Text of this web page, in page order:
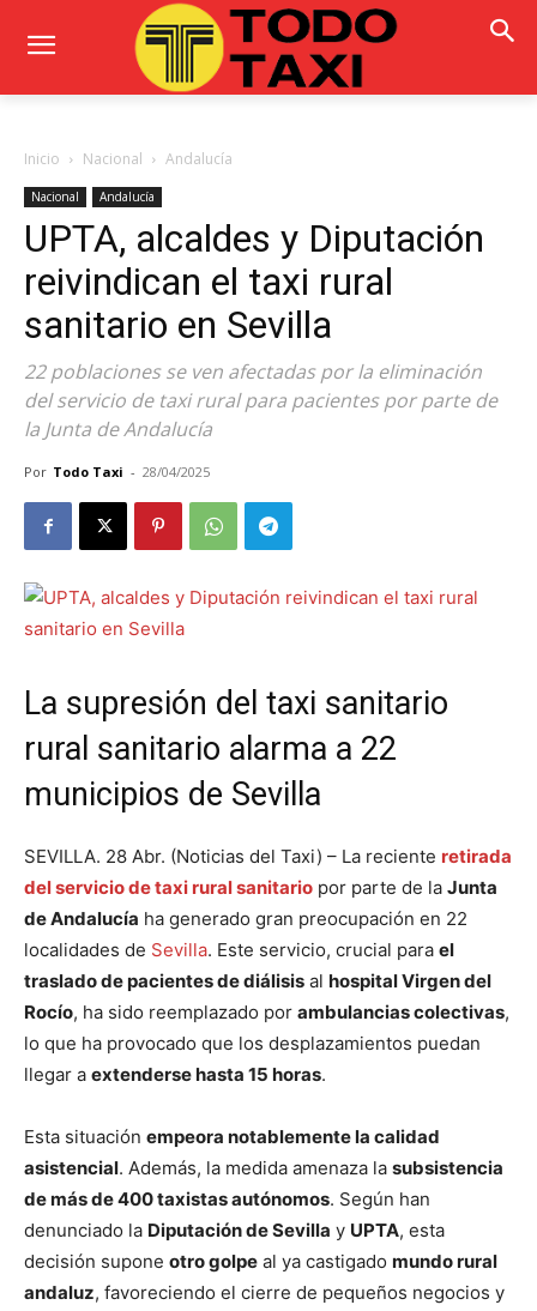
Inicio Nacional Andalucía
Nacional Andalucía
UPTA, alcaldes y Diputación
reivindican el taxi rural
sanitario en Sevilla
22 poblaciones se ven afectadas por la eliminación
del servicio de taxi rural para pacientes por parte de
la Junta de Andalucía
Por Todo Taxi - 28/04/2025
La supresión del taxi sanitario
rural sanitario alarma a 22
municipios de Sevilla
SEVILLA. 28 Abr. (Noticias del Taxi) – La reciente retirada
del servicio de taxi rural sanitario por parte de la Junta
de Andalucía ha generado gran preocupación en 22
localidades de Sevilla. Este servicio, crucial para el
traslado de pacientes de diálisis al hospital Virgen del
Rocío, ha sido reemplazado por ambulancias colectivas,
lo que ha provocado que los desplazamientos puedan
llegar a extenderse hasta 15 horas.
Esta situación empeora notablemente la calidad
asistencial. Además, la medida amenaza la subsistencia
de más de 400 taxistas autónomos. Según han
denunciado la Diputación de Sevilla y UPTA, esta
decisión supone otro golpe al ya castigado mundo rural
andaluz, favoreciendo el cierre de pequeños negocios y